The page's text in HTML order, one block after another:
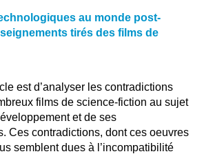
au monde post-
tirés des films de
est d’analyser les contradictions
films de science-fiction au sujet
et de ses
Ces contradictions, dont ces oeuvres
semblent dues à l’incompatibilité